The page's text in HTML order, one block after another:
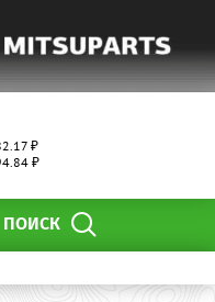
₽
₽
ПОИСК